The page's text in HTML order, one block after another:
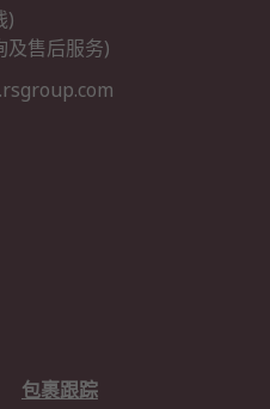
)
及售后服务)
包裹跟踪